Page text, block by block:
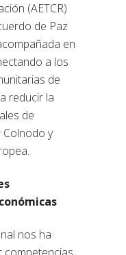
(AETCR)
de Paz
en
a los
de
reducir la
de
Colnodo y
nos ha